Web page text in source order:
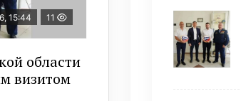
15:44 11
области
визитом